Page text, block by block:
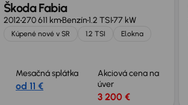
Škoda Fabia
2012270 611 kmBenzín1.2 TSI77 kW
Kúpené nové v SR 1.2 TSI El.okna
Mesačná splátka
od 11 €
Akciová cena na
úver
3 200 €